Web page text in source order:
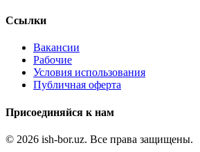
Ссылки
Вакансии
Рабочие
Условия использования
Публичная оферта
Присоединяйся к нам
© 2026 ish-bor.uz. Все права защищены.